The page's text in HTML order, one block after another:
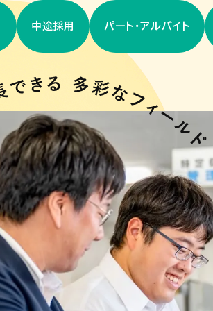
中途採用 パート・アルバイト